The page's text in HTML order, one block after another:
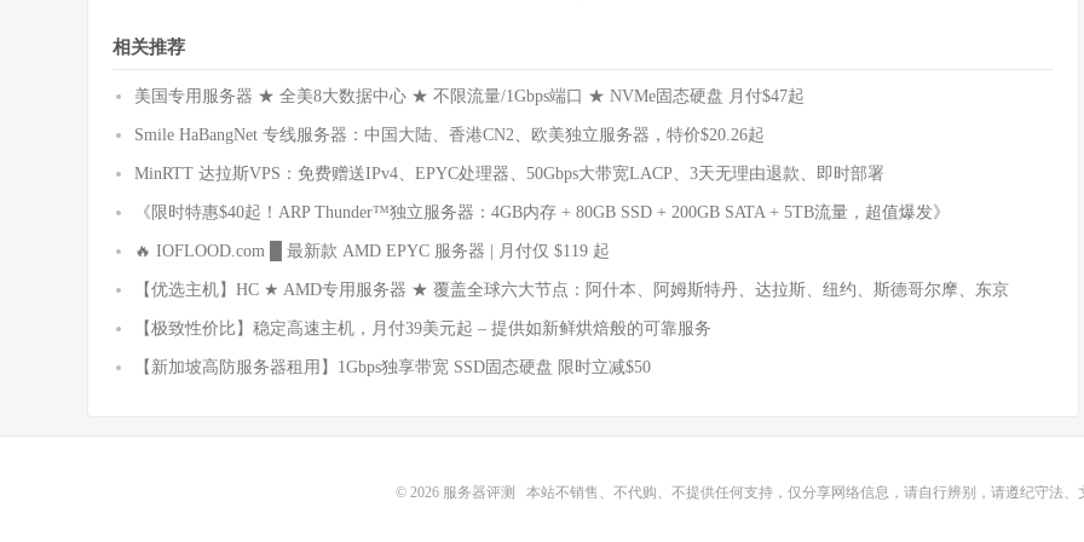
相关推荐
美国专用服务器 ★ 全美8大数据中心 ★ 不限流量/1Gbps端口 ★ NVMe固态硬盘 月付$47起
Smile HaBangNet 专线服务器：中国大陆、香港CN2、欧美独立服务器，特价$20.26起
MinRTT 达拉斯VPS：免费赠送IPv4、EPYC处理器、50Gbps大带宽LACP、3天无理由退款、即时部署
《限时特惠$40起！ARP Thunder™独立服务器：4GB内存 + 80GB SSD + 200GB SATA + 5TB流量，超值爆发》
🔥 IOFLOOD.com █ 最新款 AMD EPYC 服务器 | 月付仅 $119 起
【优选主机】HC ★ AMD专用服务器 ★ 覆盖全球六大节点：阿什本、阿姆斯特丹、达拉斯、纽约、斯德哥尔摩、东京
【极致性价比】稳定高速主机，月付39美元起 – 提供如新鲜烘焙般的可靠服务
【新加坡高防服务器租用】1Gbps独享带宽 SSD固态硬盘 限时立减$50
© 2026 服务器评测 本站不销售、不代购、不提供任何支持，仅分享网络信息，请自行辨别，请遵纪守法、